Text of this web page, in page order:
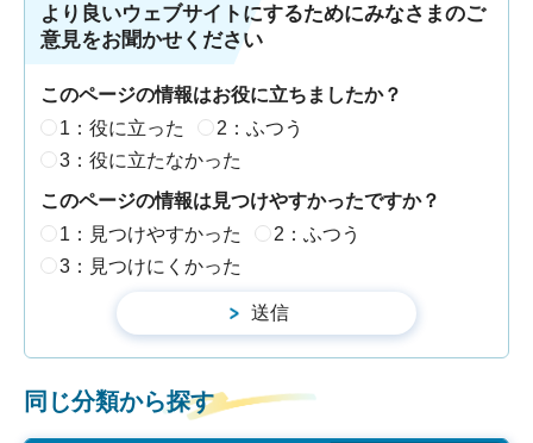
より良いウェブサイトにするためにみなさまのご
意見をお聞かせください
このページの情報はお役に立ちましたか？
1：役に立った
2：ふつう
3：役に立たなかった
このページの情報は見つけやすかったですか？
1：見つけやすかった
2：ふつう
3：見つけにくかった
同じ分類から探す